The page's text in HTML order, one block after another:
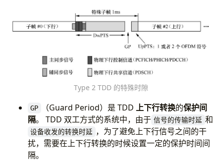
Type 2 TDD 的特殊时隙
GP （Guard Period）是 TDD 上下行转换的保护间
隔。 TDD 双工方式的系统中，由于 信号的传输时延 和
设备收发的转换时延 ，为了避免上下行信号之间的干
扰，需要在上下行转换的时候设置一定的保护时间间
隔。